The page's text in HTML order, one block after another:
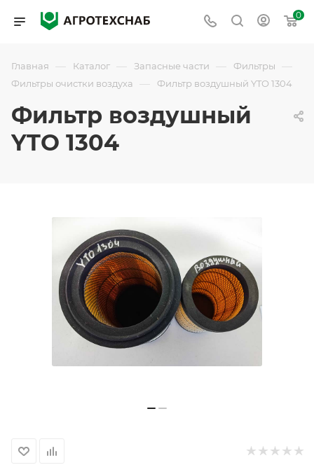
0
Главная — Каталог — Запасные части — Фильтры —
Фильтры очистки воздуха — Фильтр воздушный YTO 1304
Фильтр воздушный
YTO 1304